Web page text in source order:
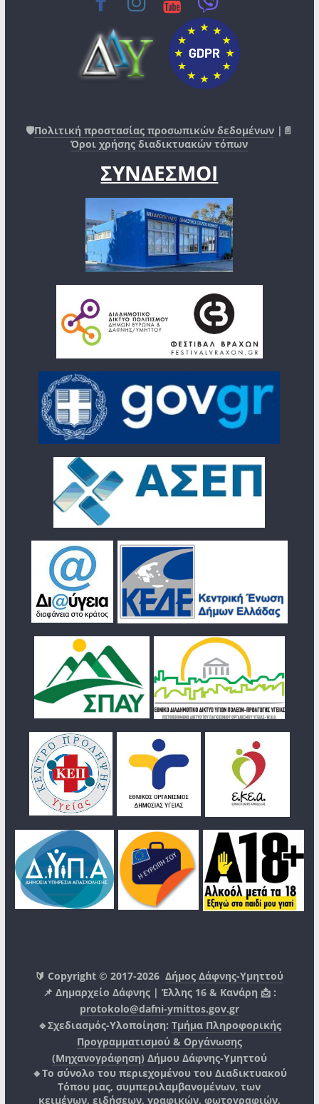
🛡️Πολιτική προστασίας προσωπικών δεδομένων |📄
Όροι χρήσης διαδικτυακών τόπων
ΣΥΝΔΕΣΜΟΙ
🔰 Copyright © 2017-2026Δήμος Δάφνης-Υμηττού
📌 Δημαρχείο Δάφνης | Έλλης 16 & Κανάρη 📩 :
protokolo@dafni-ymittos.gov.gr
🔹Σχεδιασμός-Υλοποίηση: Τμήμα Πληροφορικής
Προγραμματισμού & Οργάνωσης
(Μηχανογράφηση) Δήμου Δάφνης-Υμηττού
🔸Το σύνολο του περιεχομένου του Διαδικτυακού
Τόπου μας, συμπεριλαμβανομένων, των
κειμένων, ειδήσεων, γραφικών, φωτογραφιών,